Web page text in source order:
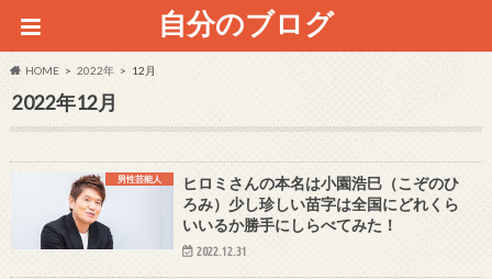
自分のブログ
HOME 2022年 12月
2022年12月
男性芸能人
ヒロミさんの本名は小園浩巳（こぞのひ
ろみ）少し珍しい苗字は全国にどれくら
いいるか勝手にしらべてみた！
2022.12.31